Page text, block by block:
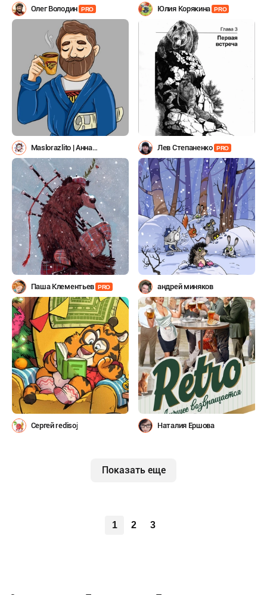
Олег Володин PRO Юлия Корякина PRO
Maslorazlito | Анна
Кадочникова
Лев Степаненко PRO
Паша Клементьев PRO андрей миняков
Сергей redisoj Наталия Ершова
Показать еще
1 2 3